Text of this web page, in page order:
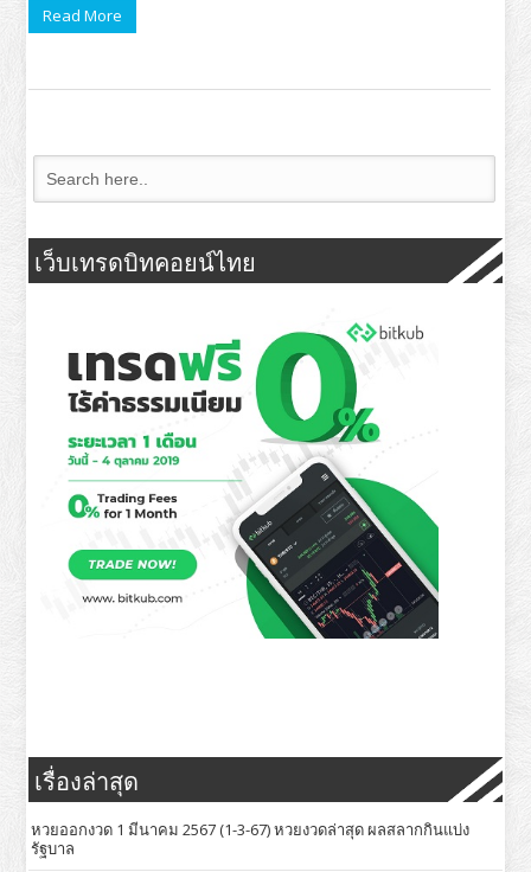
Read More
เว็บเทรดบิทคอยน์ไทย
เรื่องล่าสุด
หวยออกงวด 1 มีนาคม 2567 (1-3-67) หวยงวดล่าสุด ผลสลากกินแบ่ง
รัฐบาล